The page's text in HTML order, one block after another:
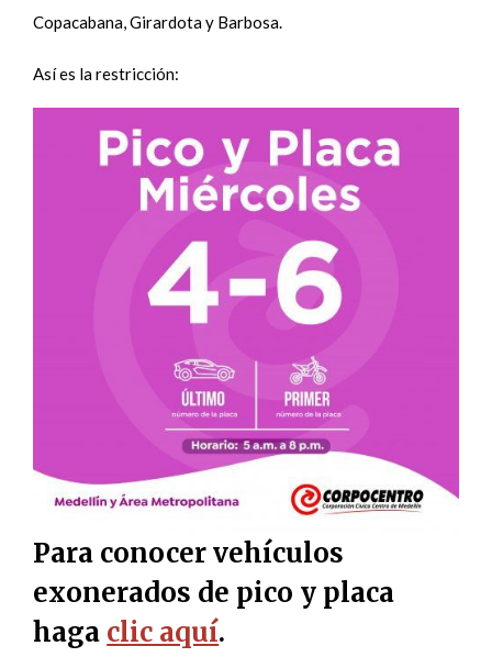
Copacabana, Girardota y Barbosa.
Así es la restricción:
Para conocer vehículos
exonerados de pico y placa
haga clic aquí.